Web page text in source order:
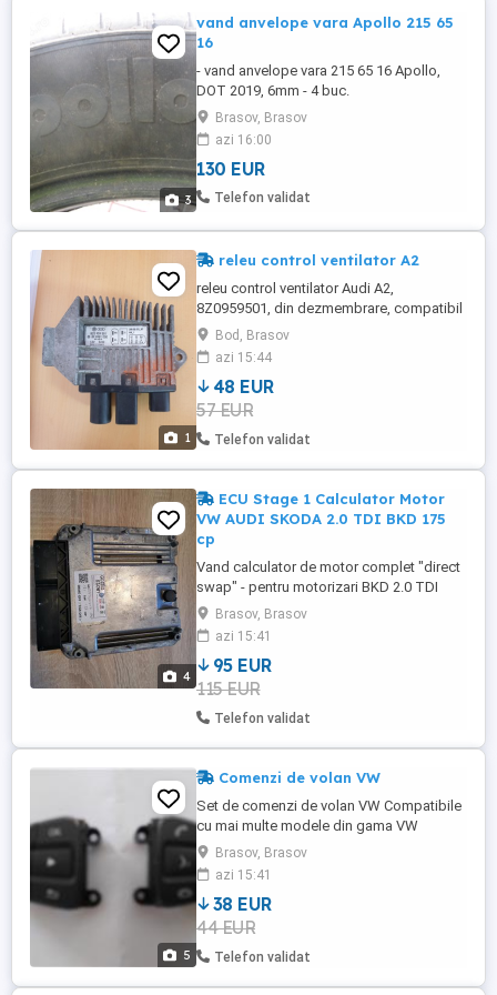
3
vand anvelope vara Apollo 215 65
16
- vand anvelope vara 215 65 16 Apollo,
DOT 2019, 6mm - 4 buc.
Brasov, Brasov
azi 16:00
130 EUR
Telefon validat
1
releu control ventilator A2
releu control ventilator Audi A2,
8Z0959501, din dezmembrare, compatibil
modele VAG preluare personala din Bv
sau trimitere oriunde in tara.
Bod, Brasov
azi 15:44
48 EUR
57 EUR
Telefon validat
4
ECU Stage 1 Calculator Motor
VW AUDI SKODA 2.0 TDI BKD 175
cp
Vand calculator de motor complet "direct
swap" - pentru motorizari BKD 2.0 TDI
Remap Stage1 de la 140 standard la 175
cp 9 excelent pentru cuplu, tractare si
chiar consum) Calculatorul este mapat si
cumparat de la Going slow UK. Are
imobilizator anulat, poate fi direct montat
pe masina ...
Brasov, Brasov
azi 15:41
95 EUR
115 EUR
Telefon validat
5
Comenzi de volan VW
Set de comenzi de volan VW Compatibile
cu mai multe modele din gama VW
Brasov, Brasov
azi 15:41
38 EUR
44 EUR
Telefon validat